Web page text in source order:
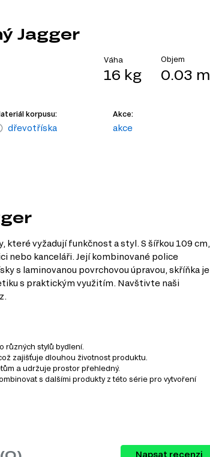
Jagger
Váha
16 kg
Objem
0.03 m
korpusu:
dřevotříska
Akce:
akce
které vyžadují funkčnost a styl. S šířkou 109 cm,
nebo kanceláři. Její kombinované police
s laminovanou povrchovou úpravou, skříňka je
s praktickým využitím. Navštivte naši
různých stylů bydlení.
zajišťuje dlouhou životnost produktu.
a udržuje prostor přehledný.
s dalšími produkty z této série pro vytvoření
Napsat recenzi